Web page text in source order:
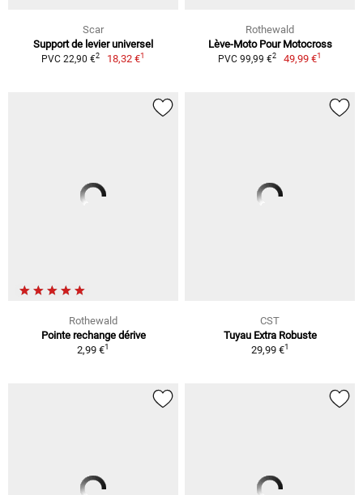
Scar
Support de levier universel
PVC 22,90 €2 18,32 €1
Rothewald
Lève-Moto Pour Motocross
PVC 99,99 €2 49,99 €1
Rothewald
Pointe rechange dérive
2,99 €1
CST
Tuyau Extra Robuste
29,99 €1